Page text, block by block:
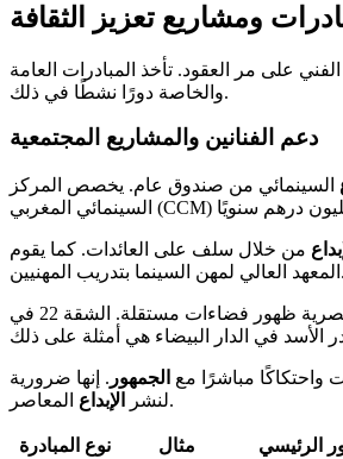
ومشاريع تعزيز الثقافة
الفني على مر العقود. تأخذ المبادرات العامة
والخاصة دورًا نشطًا في ذلك.
دعم الفنانين والمشاريع المجتمعية
السينمائي من صندوق عام. يخصص المركز
من خلال سلف على العائدات. كما يقوم
المعهد العالي لمهن السينما بتدريب المهنيين.
الفنون البصرية ظهور فضاءات مستقلة. الشقة 22 في
واحتكاكًا مباشرًا مع الجمهور . إنها ضرورية
لنشر
الإبداع المعاصر.
نوع المبادرة مثال الرئيسي